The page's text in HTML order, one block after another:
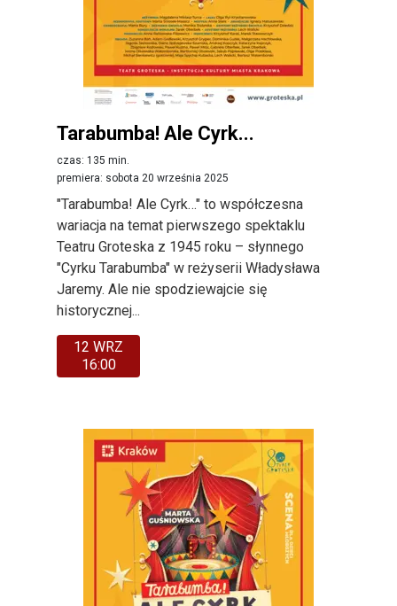
Tarabumba! Ale Cyrk...
czas: 135 min.
premiera: sobota 20 września 2025
"Tarabumba! Ale Cyrk…" to współczesna
wariacja na temat pierwszego spektaklu
Teatru Groteska z 1945 roku – słynnego
"Cyrku Tarabumba" w reżyserii Władysława
Jaremy. Ale nie spodziewajcie się
historycznej...
12 WRZ
16:00